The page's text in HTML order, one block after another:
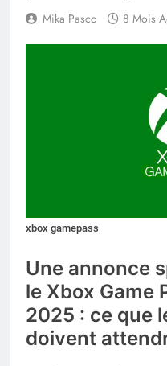
Mika Pasco 8 Mois
xbox gamepass
Une annonce
le Xbox Game
2025 : ce que
doivent